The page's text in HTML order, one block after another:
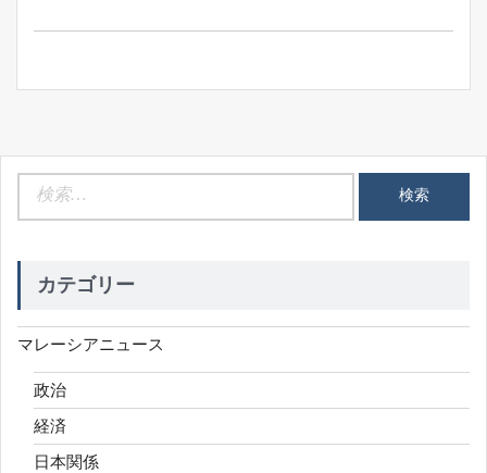
ゲ
シ
ン
カテゴリー
マレーシアニュース
政治
経済
日本関係